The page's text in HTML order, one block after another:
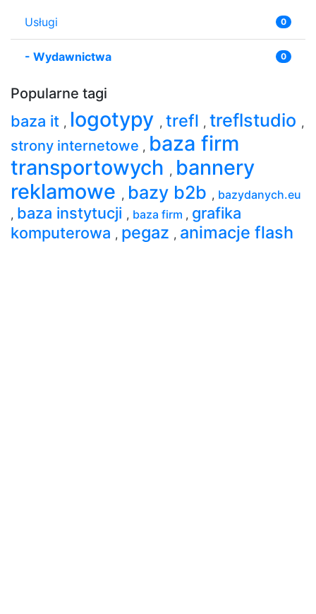
Usługi 0
- Wydawnictwa 0
Popularne tagi
baza it , logotypy , trefl , treflstudio ,
strony internetowe , baza firm
transportowych , bannery
reklamowe , bazy b2b , bazydanych.eu
, baza instytucji , baza firm , grafika
komputerowa , pegaz , animacje flash